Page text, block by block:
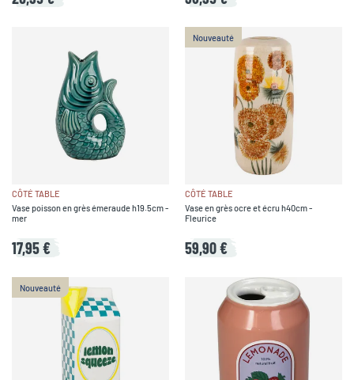
CÔTÉ TABLE
Vase poisson en grès émeraude h19.5cm -
mer
17,95 €
Nouveauté
CÔTÉ TABLE
Vase en grès ocre et écru h40cm -
Fleurice
59,90 €
Nouveauté